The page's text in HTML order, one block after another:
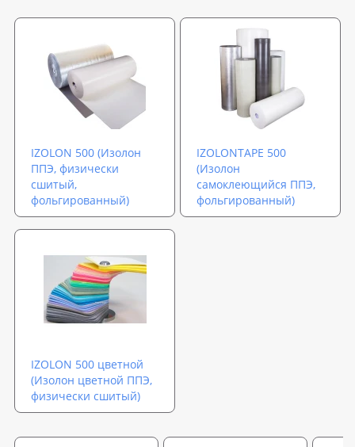
IZOLON 500 (Изолон
ППЭ, физически
сшитый,
фольгированный)
IZOLONTAPE 500
(Изолон
самоклеющийся ППЭ,
фольгированный)
IZOLON 500 цветной
(Изолон цветной ППЭ,
физически сшитый)